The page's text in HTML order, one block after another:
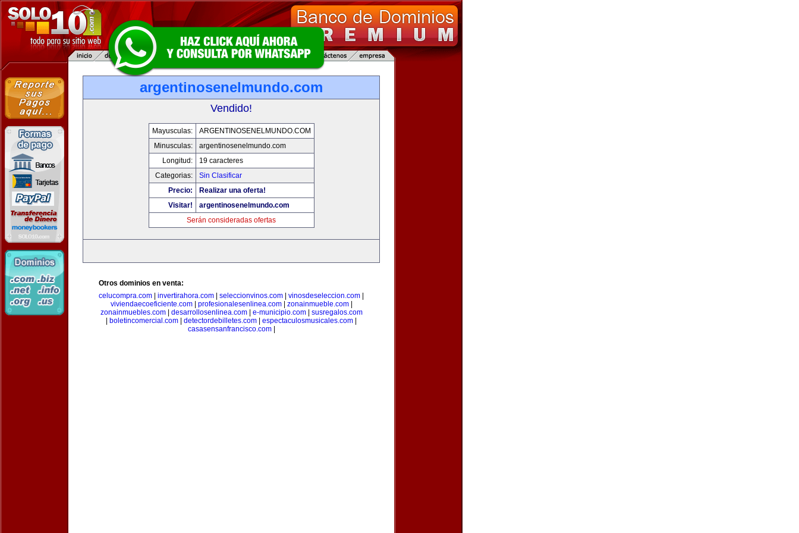
argentinosenelmundo.com
Vendido!
Mayusculas:
ARGENTINOSENELMUNDO.COM
Minusculas:
argentinosenelmundo.com
Longitud:
19 caracteres
Categorias:
Sin Clasificar
Precio:
Realizar una oferta!
Visitar!
argentinosenelmundo.com
Serán consideradas ofertas
Otros dominios en venta:
celucompra.com
invertirahora.com seleccionvinos.com vinosdeseleccion.com
viviendaecoeficiente.com| profesionalesenlinea.com| zonainmueble.com|
zonainmuebles.com| desarrollosenlinea.com| e-municipio.com| susregalos.com
boletincomercial.com detectordebilletes.com espectaculosmusicales.com
casasensanfrancisco.com|